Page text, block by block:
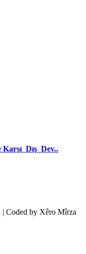
Dış Dev..
| Coded by Xêro Mîrza